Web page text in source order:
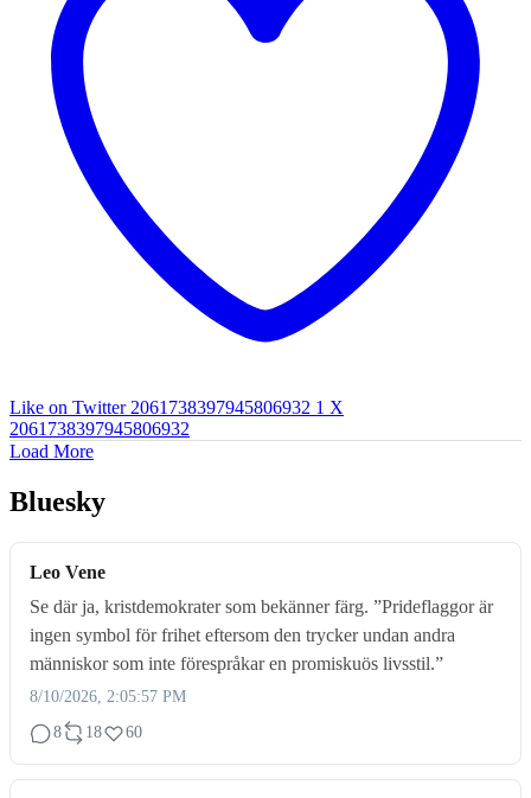
Like on Twitter 2061738397945806932 1 X
2061738397945806932
Load More
Bluesky
Leo Vene
Se där ja, kristdemokrater som bekänner färg. ”Prideflaggor är
ingen symbol för frihet eftersom den trycker undan andra
människor som inte förespråkar en promiskuös livsstil.”
8/10/2026, 2:05:57 PM
8
18 60